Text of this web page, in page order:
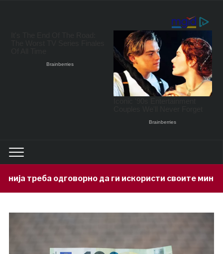
да ги искористи своите минерални богатства